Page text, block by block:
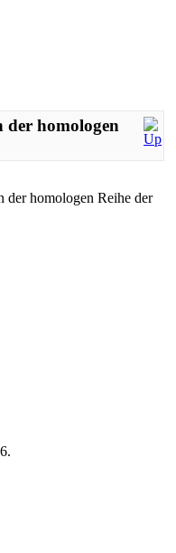
der homologen
der homologen Reihe der